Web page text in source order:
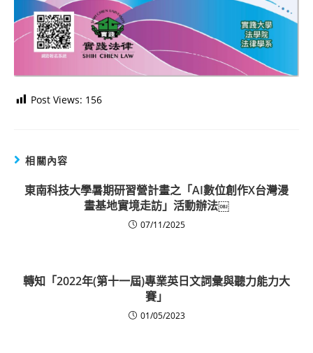
Post Views: 156
相關內容
東南科技大學暑期研習營計畫之「AI數位創作X台灣漫
畫基地實境走訪」活動辦法￼
07/11/2025
轉知「2022年(第十一屆)專業英日文詞彙與聽力能力大
賽」
01/05/2023